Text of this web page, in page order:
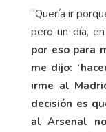
“Quería ir
pero un día,
por eso para
me dijo:
irme al
decisión es
al Arsenal